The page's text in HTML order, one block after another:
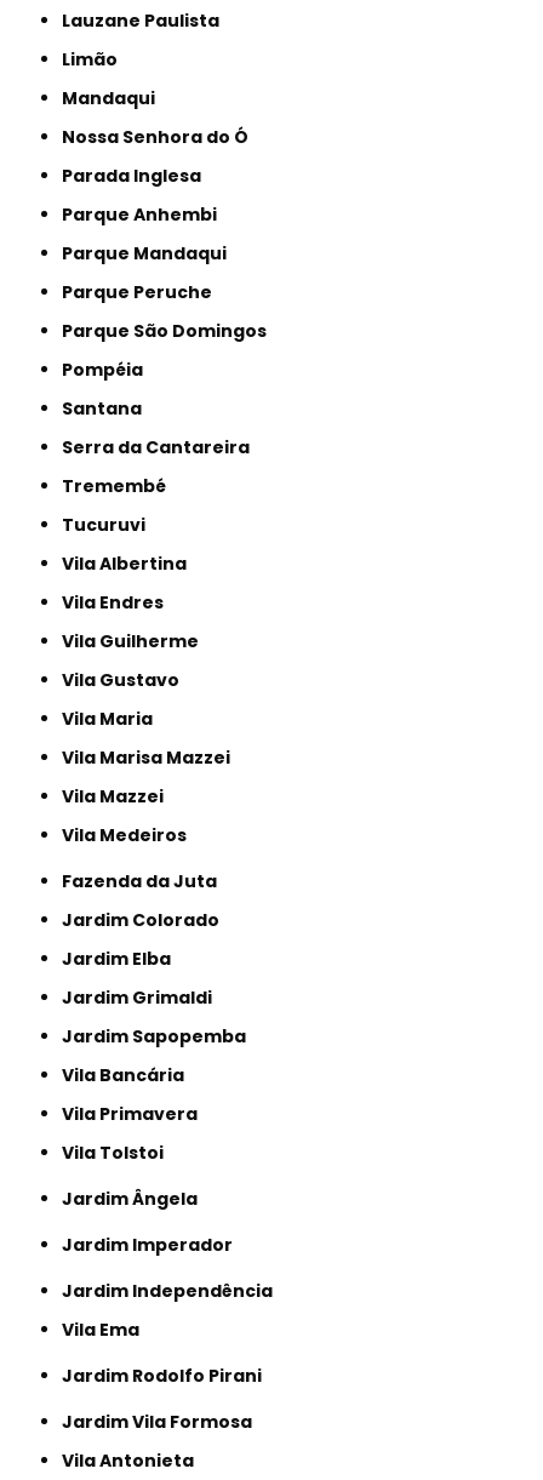
Lauzane Paulista
Limão
Mandaqui
Nossa Senhora do Ó
Parada Inglesa
Parque Anhembi
Parque Mandaqui
Parque Peruche
Parque São Domingos
Pompéia
Santana
Serra da Cantareira
Tremembé
Tucuruvi
Vila Albertina
Vila Endres
Vila Guilherme
Vila Gustavo
Vila Maria
Vila Marisa Mazzei
Vila Mazzei
Vila Medeiros
Fazenda da Juta
Jardim Colorado
Jardim Elba
Jardim Grimaldi
Jardim Sapopemba
Vila Bancária
Vila Primavera
Vila Tolstoi
Jardim Ângela
Jardim Imperador
Jardim Independência
Vila Ema
Jardim Rodolfo Pirani
Jardim Vila Formosa
Vila Antonieta